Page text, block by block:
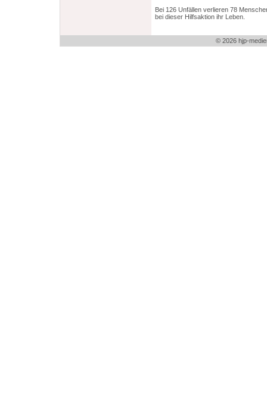
Bei 126 Unfällen verlieren 78
bei dieser Hilfsaktion ihr Leben.
© 2026 hjp-